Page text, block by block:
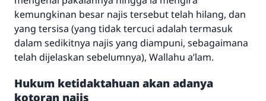
kemungkinan besar najis tersebut telah hilang, dan
yang tersisa (yang tidak tercuci adalah termasuk
dalam sedikitnya najis yang diampuni, sebagaimana
telah dijelaskan sebelumnya), Wallahu a’lam.
Hukum ketidaktahuan akan adanya
kotoran najis